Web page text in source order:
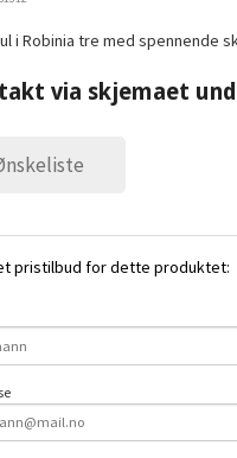
i Robinia tre med spennende
via skjemaet
pristilbud for dette produktet: